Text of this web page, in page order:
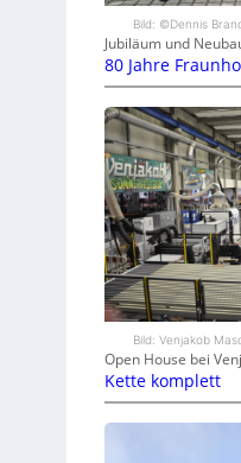
Bild: ©Dennis
Jubiläum und
80 Jahre
Bild: Venjakob
Open House bei
Kette komplett